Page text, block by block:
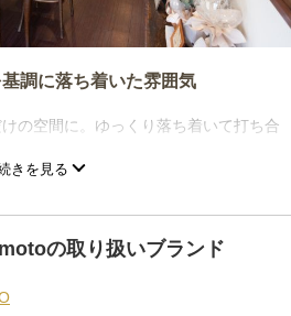
調に落ち着いた雰囲気
の空間に。ゆっくり落ち着いて打ち合
きを見る
の取り扱いブランド